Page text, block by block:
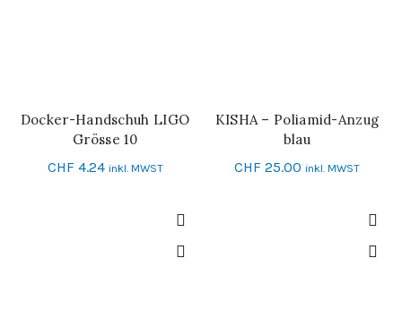
IN DEN WARENKORB
Docker-Handschuh LIGO
Grösse 10
CHF 4.24 inkl. MWST
IN DEN WARENKORB
KISHA – Poliamid-Anzug
blau
CHF 25.00 inkl. MWST